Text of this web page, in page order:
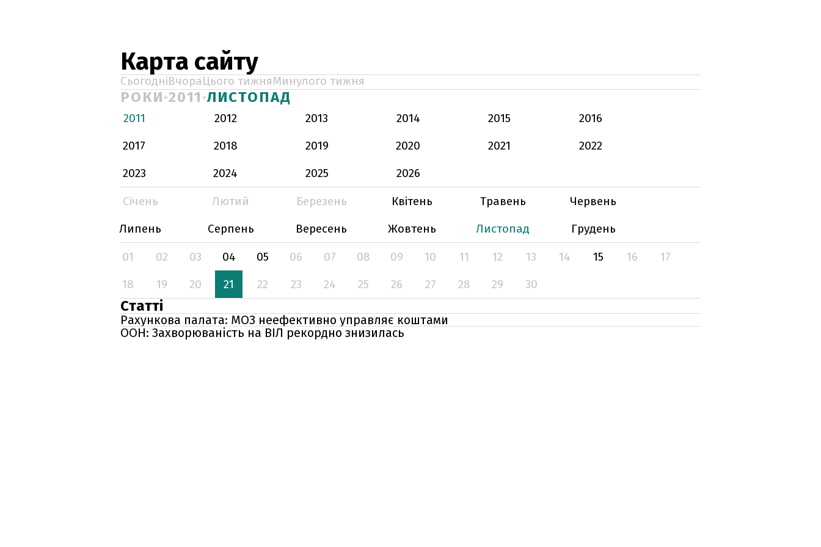
Карта сайту
СьогодніВчораЦього тижняМинулого тижня
РОКИ 2011 ЛИСТОПАД
2011 2012 2013 2014 2015
2016
2017
2018 2019 2020 2021
2022
2023
2024 2025
2026
Січень
Лютий Березень Квітень Травень
Червень
Липень
Серпень Вересень Жовтень Листопад
Грудень
01
02 03 04 05 06 07 08 09 10 11 12 13 14 15 16
17
18
19 20 21 22 23 24 25 26 27 28 29 30
Статті
Рахункова палата: МОЗ неефективно управляє коштами
ООН: Захворюваність на ВІЛ рекордно знизилась